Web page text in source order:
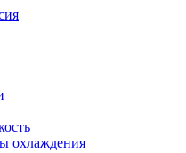
охлаждения